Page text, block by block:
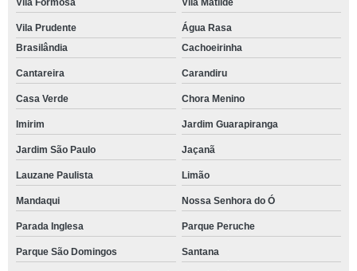
Vila Formosa Vila Matilde
Vila Prudente
Água Rasa
Brasilândia
Cachoeirinha
Cantareira Carandiru
Casa Verde Chora Menino
Imirim Jardim Guarapiranga
Jardim São Paulo Jaçanã
Lauzane Paulista Limão
Mandaqui Nossa Senhora do Ó
Parada Inglesa Parque Peruche
Parque São Domingos Santana